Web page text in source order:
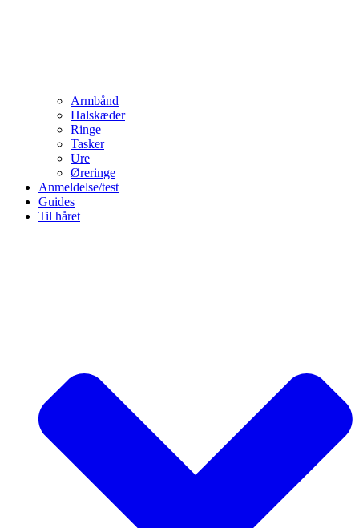
Armbånd
Halskæder
Ringe
Tasker
Ure
Øreringe
Anmeldelse/test
Guides
Til håret